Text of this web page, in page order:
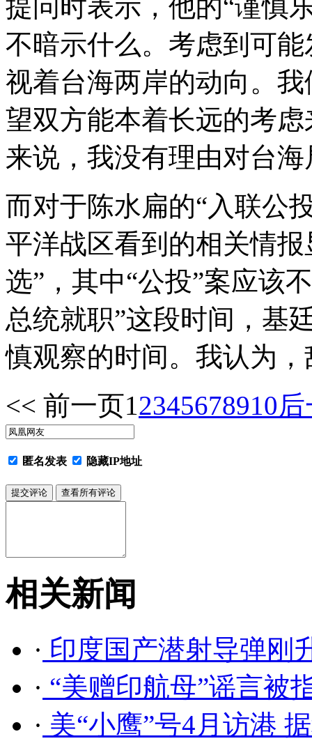
提问时表示，他的“谨慎
不暗示什么。考虑到可
视着台海两岸的动向。
望双方能本着长远的考
来说，我没有理由对台
而对于陈水扁的“入联公
平洋战区看到的相关情
选”，其中“公投”案应该
总统就职”这段时间，基
慎观察的时间。我认为
<< 前一页12345678910
匿名发表 隐藏IP地址
相关新闻
· 印度国产潜射导弹刚
· “美赠印航母”谣言被
· 美“小鹰”号4月访港